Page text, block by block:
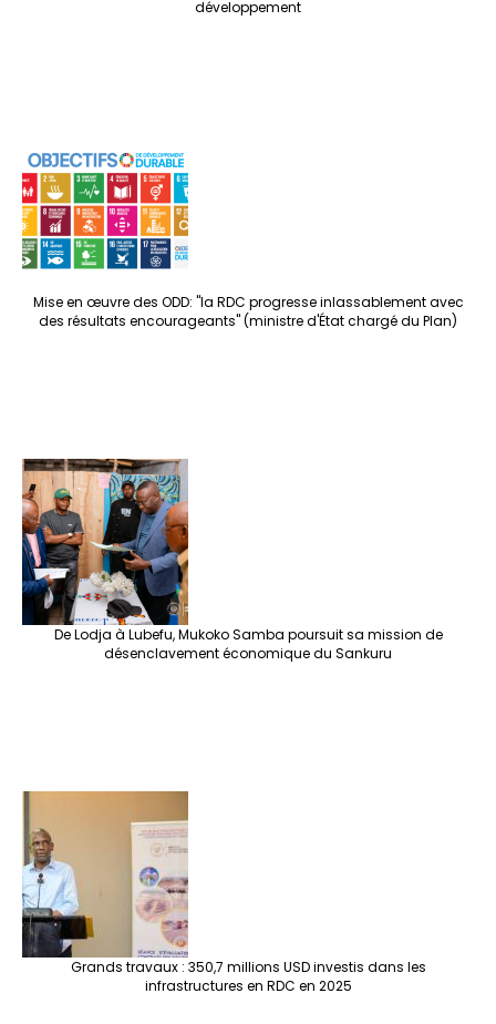
développement
Mise en œuvre des ODD: "la RDC progresse inlassablement avec
des résultats encourageants" (ministre d'État chargé du Plan)
De Lodja à Lubefu, Mukoko Samba poursuit sa mission de
désenclavement économique du Sankuru
Grands travaux : 350,7 millions USD investis dans les
infrastructures en RDC en 2025